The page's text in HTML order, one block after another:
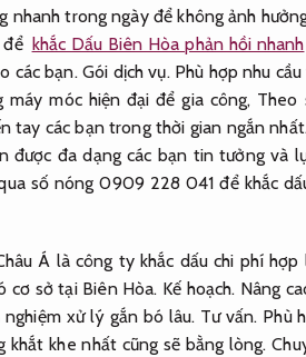
nhanh trong ngày để không ảnh
khắc Dấu Biên Hòa phản hồi nhanh
các bạn.Gói dịch vụ. Phù hợp nhu
móc hiện đại để gia công, Theo
tay các bạn trong thời gian ngắn nhất.
được đa dạng các bạn tin tưởng và
số nóng 0909 228 041 để khắc
Á là công ty khắc dấu chi phí hợp
cơ sở tại Biên Hòa. Kế hoạch. Nâng
xử lý gắn bó lâu. Tư vấn. Phù
khắt khe nhất cũng sẽ bằng lòng.